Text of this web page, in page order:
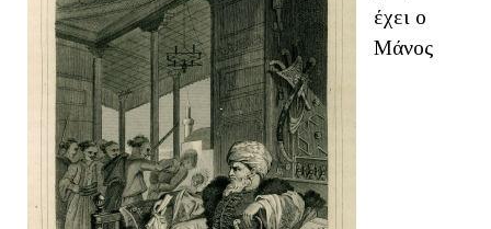
έχει ο
Μάνος